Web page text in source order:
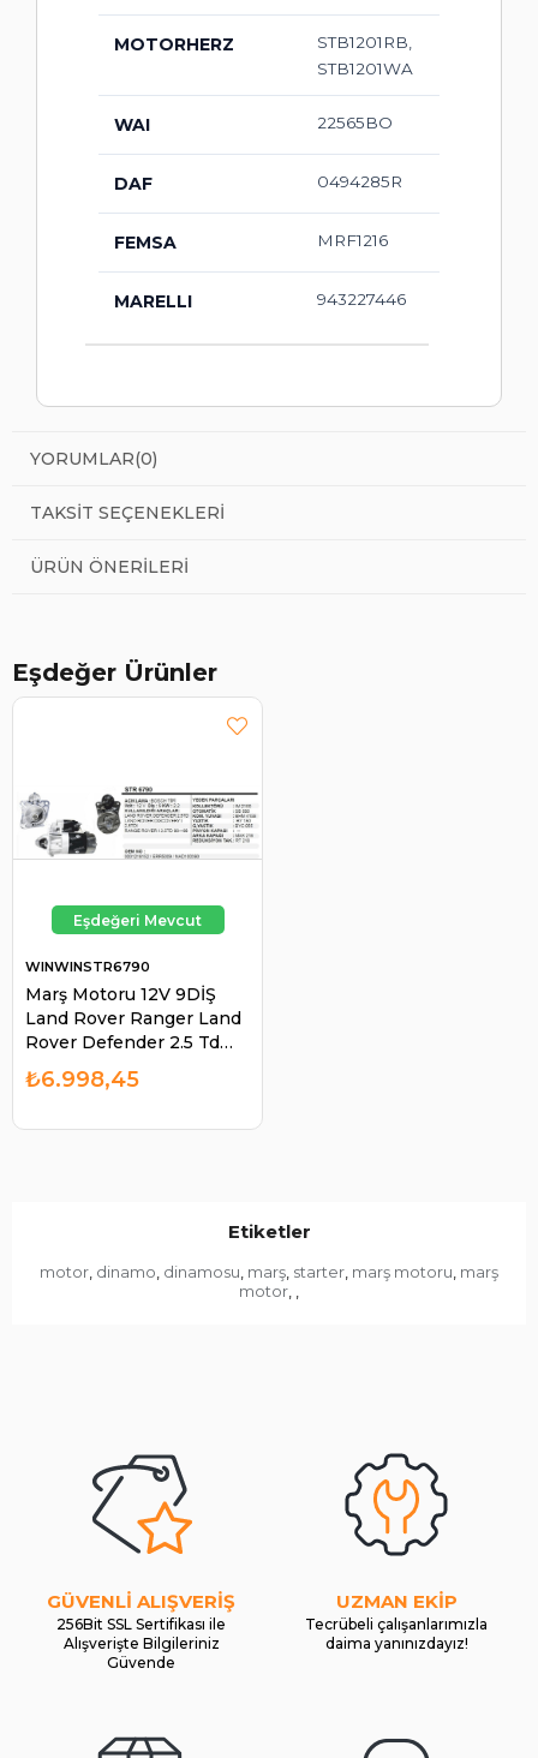
MOTORHERZ
STB1201RB,
STB1201WA
WAI 22565BO
DAF 0494285R
FEMSA MRF1216
MARELLI 943227446
YORUMLAR(0)
TAKSIT SEÇENEKLERI
ÜRÜN ÖNERILERI
Eşdeğer Ürünler
Marş Motoru 12V 9DİŞ
Land Rover Ranger Land
Rover Defender 2.5 Td
Range Rover I Discovery
I Cw Mb Sp | WINWIN
WINWINSTR6790
₺6.998,45
Etiketler
motor, dinamo, dinamosu, marş, starter, marş motoru, marş
motor, ,
GÜVENLİ ALIŞVERİŞ
256Bit SSL Sertifikası ile
Alışverişte Bilgileriniz
Güvende
UZMAN EKİP
Tecrübeli çalışanlarımızla
daima yanınızdayız!